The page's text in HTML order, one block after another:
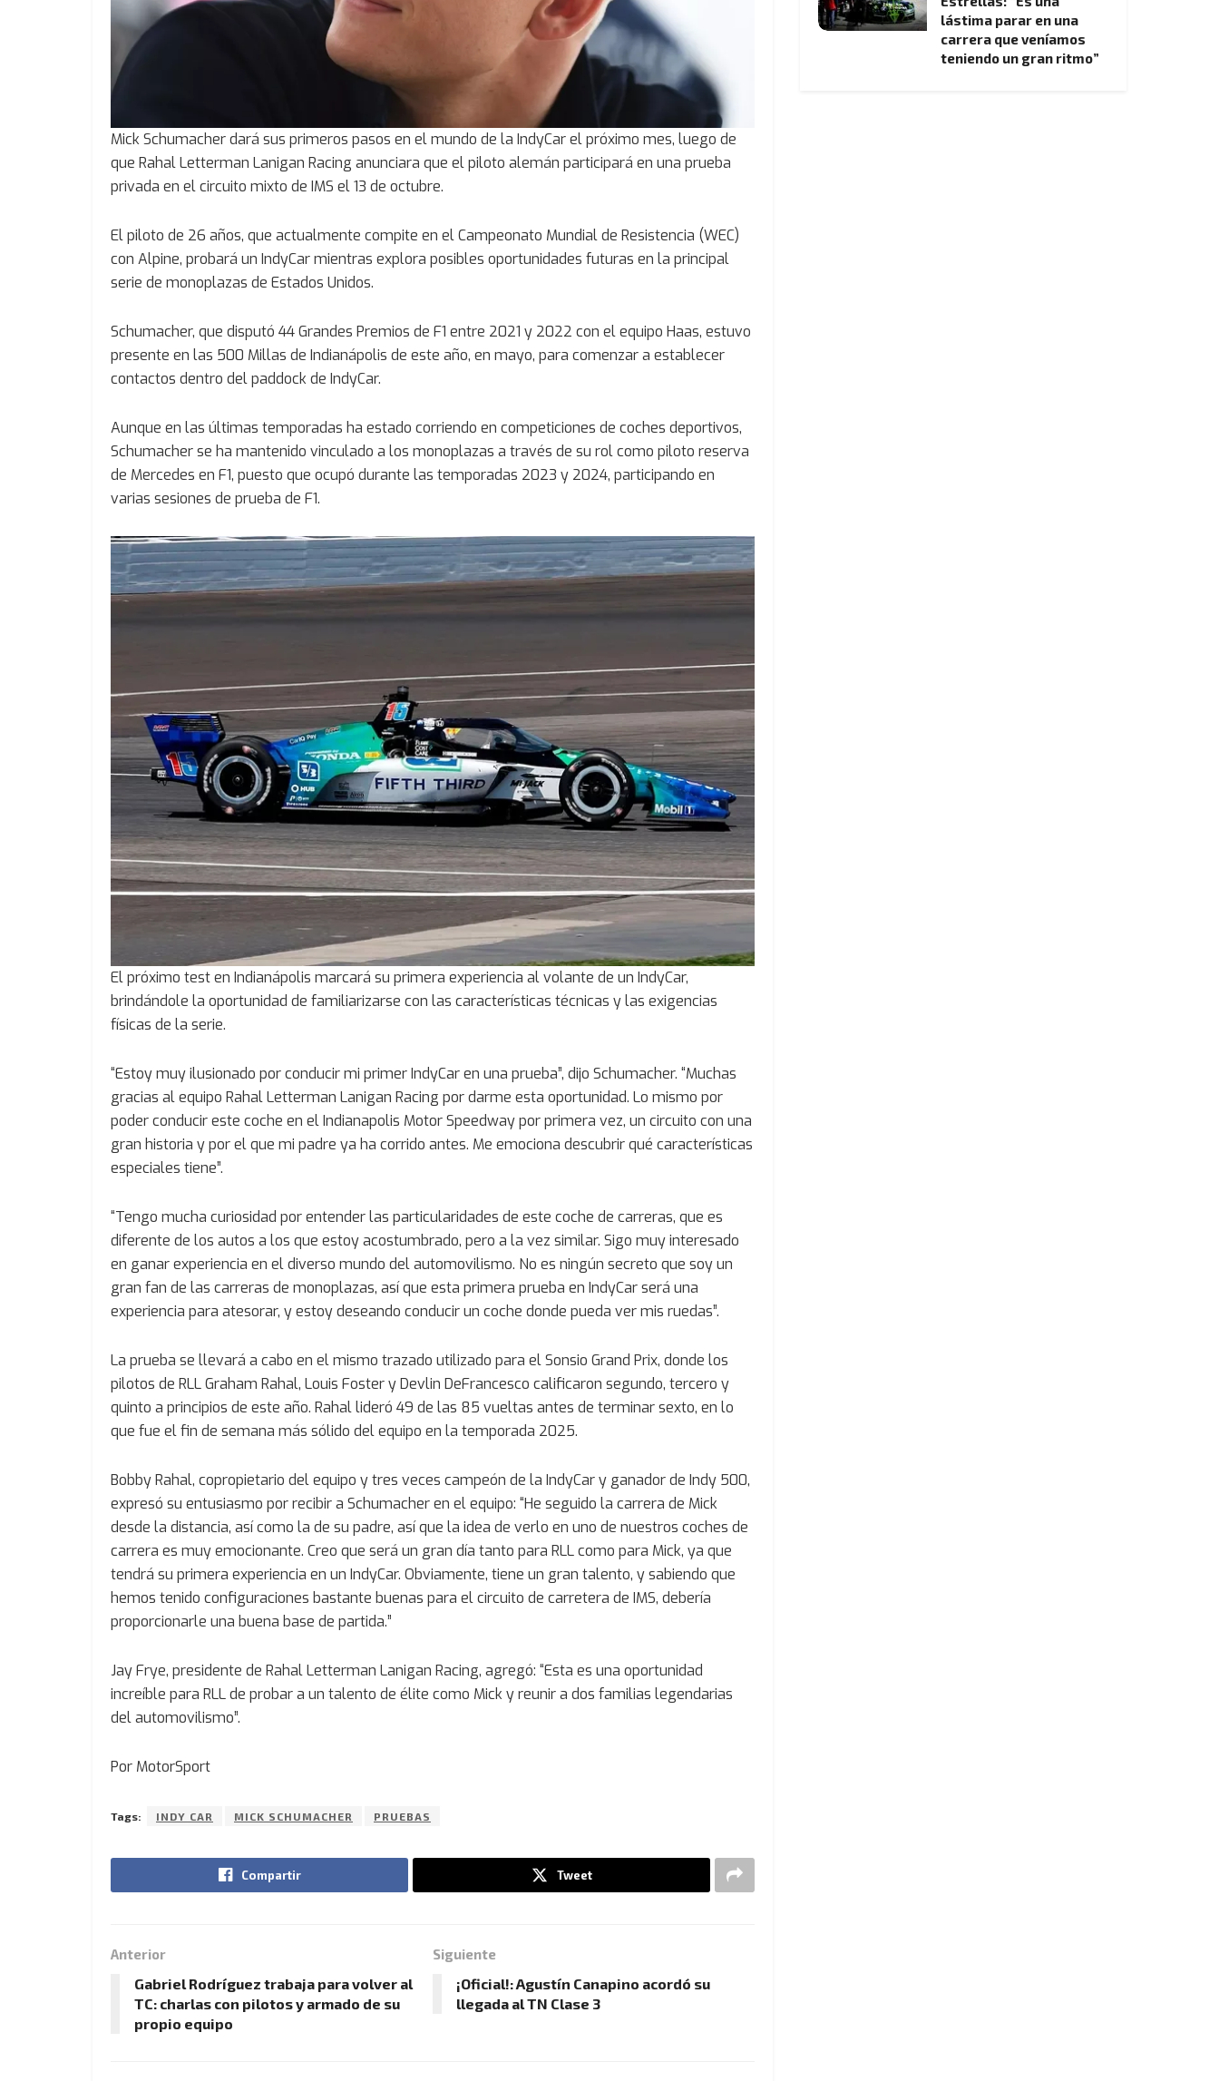
Mick Schumacher dará sus primeros pasos en el mundo de la IndyCar el próximo mes, luego de
que Rahal Letterman Lanigan Racing anunciara que el piloto alemán participará en una prueba
privada en el circuito mixto de IMS el 13 de octubre.
El piloto de 26 años, que actualmente compite en el Campeonato Mundial de Resistencia (WEC)
con Alpine, probará un IndyCar mientras explora posibles oportunidades futuras en la principal
serie de monoplazas de Estados Unidos.
Schumacher, que disputó 44 Grandes Premios de F1 entre 2021 y 2022 con el equipo Haas, estuvo
presente en las 500 Millas de Indianápolis de este año, en mayo, para comenzar a establecer
contactos dentro del paddock de IndyCar.
Aunque en las últimas temporadas ha estado corriendo en competiciones de coches deportivos,
Schumacher se ha mantenido vinculado a los monoplazas a través de su rol como piloto reserva
de Mercedes en F1, puesto que ocupó durante las temporadas 2023 y 2024, participando en
varias sesiones de prueba de F1.
El próximo test en Indianápolis marcará su primera experiencia al volante de un IndyCar,
brindándole la oportunidad de familiarizarse con las características técnicas y las exigencias
físicas de la serie.
“Estoy muy ilusionado por conducir mi primer IndyCar en una prueba”, dijo Schumacher. “Muchas
gracias al equipo Rahal Letterman Lanigan Racing por darme esta oportunidad. Lo mismo por
poder conducir este coche en el Indianapolis Motor Speedway por primera vez, un circuito con una
gran historia y por el que mi padre ya ha corrido antes. Me emociona descubrir qué características
especiales tiene”.
“Tengo mucha curiosidad por entender las particularidades de este coche de carreras, que es
diferente de los autos a los que estoy acostumbrado, pero a la vez similar. Sigo muy interesado
en ganar experiencia en el diverso mundo del automovilismo. No es ningún secreto que soy un
gran fan de las carreras de monoplazas, así que esta primera prueba en IndyCar será una
experiencia para atesorar, y estoy deseando conducir un coche donde pueda ver mis ruedas”.
La prueba se llevará a cabo en el mismo trazado utilizado para el Sonsio Grand Prix, donde los
pilotos de RLL Graham Rahal, Louis Foster y Devlin DeFrancesco calificaron segundo, tercero y
quinto a principios de este año. Rahal lideró 49 de las 85 vueltas antes de terminar sexto, en lo
que fue el fin de semana más sólido del equipo en la temporada 2025.
Bobby Rahal, copropietario del equipo y tres veces campeón de la IndyCar y ganador de Indy 500,
expresó su entusiasmo por recibir a Schumacher en el equipo: “He seguido la carrera de Mick
desde la distancia, así como la de su padre, así que la idea de verlo en uno de nuestros coches de
carrera es muy emocionante. Creo que será un gran día tanto para RLL como para Mick, ya que
tendrá su primera experiencia en un IndyCar. Obviamente, tiene un gran talento, y sabiendo que
hemos tenido configuraciones bastante buenas para el circuito de carretera de IMS, debería
proporcionarle una buena base de partida.”
Jay Frye, presidente de Rahal Letterman Lanigan Racing, agregó: “Esta es una oportunidad
increíble para RLL de probar a un talento de élite como Mick y reunir a dos familias legendarias
del automovilismo”.
Por MotorSport
Tags: INDY CAR MICK SCHUMACHER PRUEBAS
Compartir Tweet
Anterior
Gabriel Rodríguez trabaja para volver al
TC: charlas con pilotos y armado de su
propio equipo
Siguiente
¡Oficial!: Agustín Canapino acordó su
llegada al TN Clase 3
lástima parar en una
carrera que veníamos
teniendo un gran ritmo”